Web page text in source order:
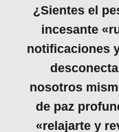
¿Sientes el
incesante
notificaciones
nosotros
de paz
«relajarte y